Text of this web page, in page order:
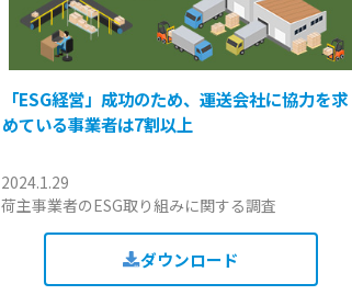
「ESG経営」成功のため、運送会社に協力を求
めている事業者は7割以上
2024.1.29
荷主事業者のESG取り組みに関する調査
ダウンロード